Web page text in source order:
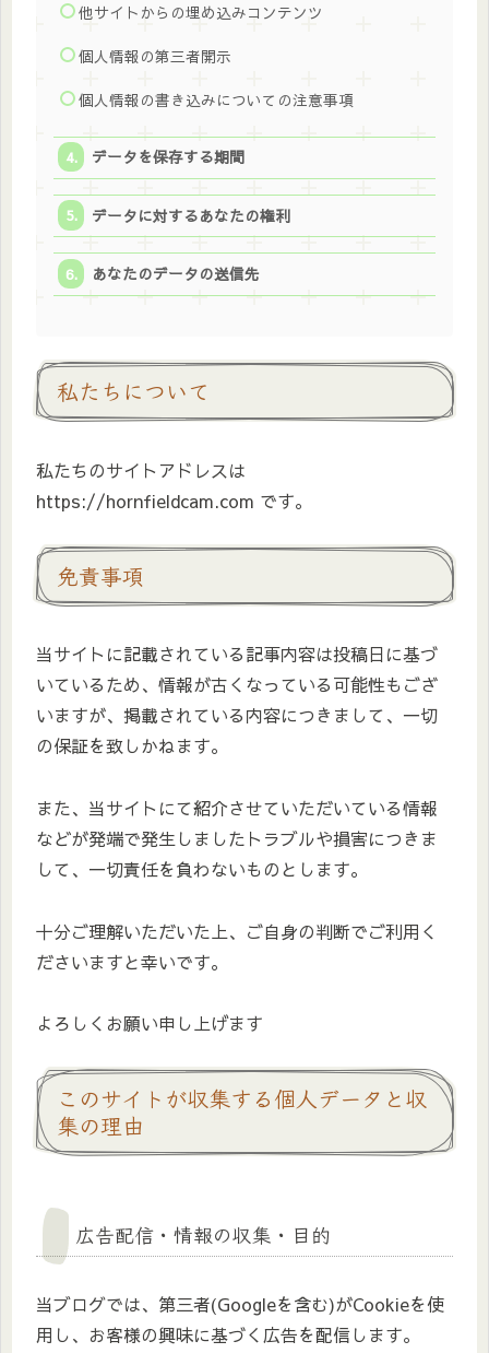
他サイトからの埋め込みコンテンツ
個人情報の第三者開示
個人情報の書き込みについての注意事項
データを保存する期間
データに対するあなたの権利
あなたのデータの送信先
私たちについて
私たちのサイトアドレスは
https://hornfieldcam.com です。
免責事項
当サイトに記載されている記事内容は投稿日に基づ
いているため、情報が古くなっている可能性もござ
いますが、掲載されている内容につきまして、一切
の保証を致しかねます。
また、当サイトにて紹介させていただいている情報
などが発端で発生しましたトラブルや損害につきま
して、一切責任を負わないものとします。
十分ご理解いただいた上、ご自身の判断でご利用く
ださいますと幸いです。
よろしくお願い申し上げます
このサイトが収集する個人データと収
集の理由
広告配信・情報の収集・目的
当ブログでは、第三者(Googleを含む)がCookieを使
用し、お客様の興味に基づく広告を配信します。